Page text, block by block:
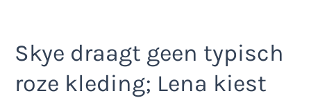
Skye draagt geen typisch
roze kleding; Lena kiest